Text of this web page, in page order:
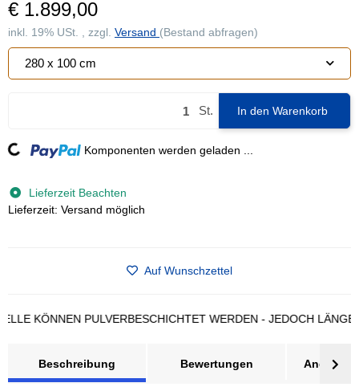
€ 1.899,00
inkl. 19% USt. , zzgl. Versand (Bestand abfragen)
280 x 100 cm
St. In den Warenkorb
Loading... Komponenten werden geladen ...
Lieferzeit Beachten
Lieferzeit: Versand möglich
Auf Wunschzettel
KÖNNEN PULVERBESCHICHTET WERDEN - JEDOCH LÄNGERE
Beschreibung Bewertungen Angebot